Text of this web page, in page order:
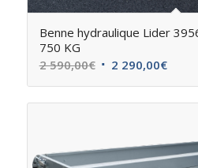
Benne hydraulique Lider
750 KG
2 590,00€ 2 290,00€